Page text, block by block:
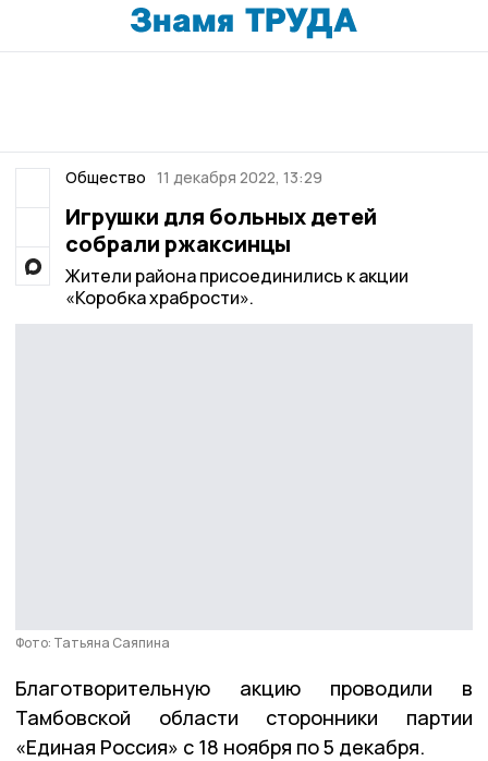
Общество 11 декабря 2022, 13:29
Игрушки для больных детей
собрали ржаксинцы
Жители района присоединились к акции
«Коробка храбрости».
Фото: Татьяна Саяпина
Благотворительную акцию проводили в
Тамбовской области сторонники партии
«Единая Россия» с 18 ноября по 5 декабря.